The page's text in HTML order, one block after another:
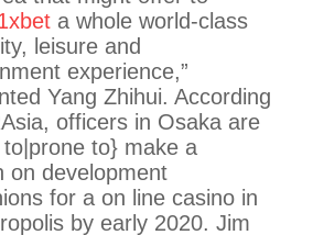
a whole world-class
leisure and
experience,”
Yang Zhihui. According
officers in Osaka are
to|prone to} make a
on development
for a on line casino in
by early 2020. Jim